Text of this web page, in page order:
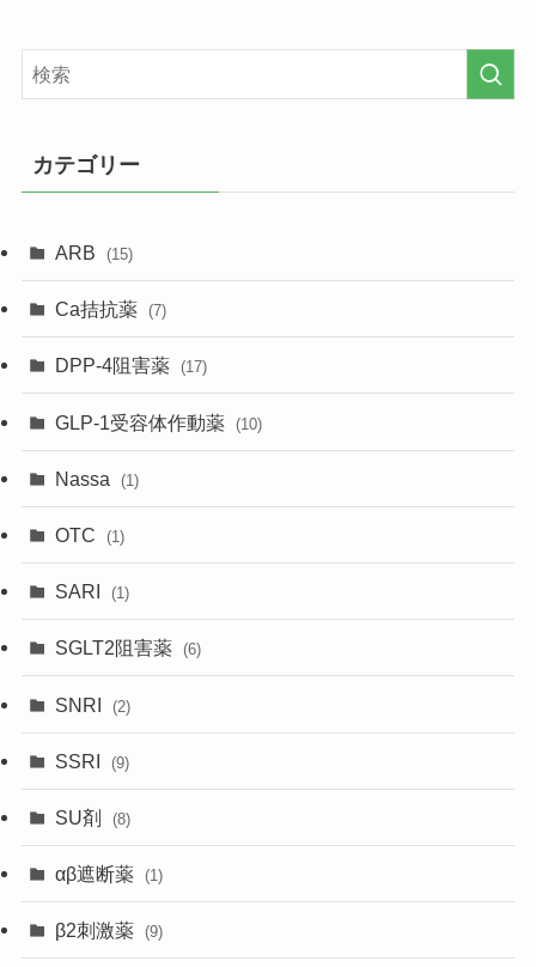
カテゴリー
ARB (15)
Ca拮抗薬 (7)
DPP-4阻害薬 (17)
GLP-1受容体作動薬 (10)
Nassa (1)
OTC (1)
SARI (1)
SGLT2阻害薬 (6)
SNRI (2)
SSRI (9)
SU剤 (8)
αβ遮断薬 (1)
β2刺激薬 (9)